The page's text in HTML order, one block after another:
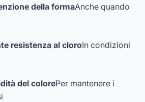
della formaAnche quando
resistenza al cloroIn condizioni
del colorePer mantenere i